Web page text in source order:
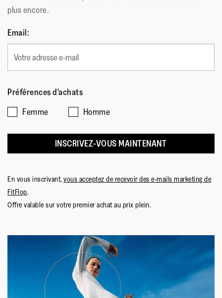
plus encore.
Email:
Préférences d'achats
Femme
Homme
INSCRIVEZ-VOUS MAINTENANT
En vous inscrivant, vous acceptez de recevoir des e-mails marketing de
FitFlop.
Offre valable sur votre premier achat au prix plein.